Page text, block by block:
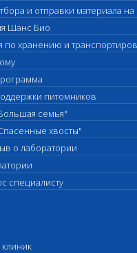
и отправки материала
Шанс Био
по хранению и
питомников
семья"
хвосты"
о лаборатории
специалисту